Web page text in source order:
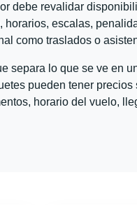
debe revalidar
escalas,
como traslados o
separa lo que se ve en
pueden tener precios
horario del vuelo,